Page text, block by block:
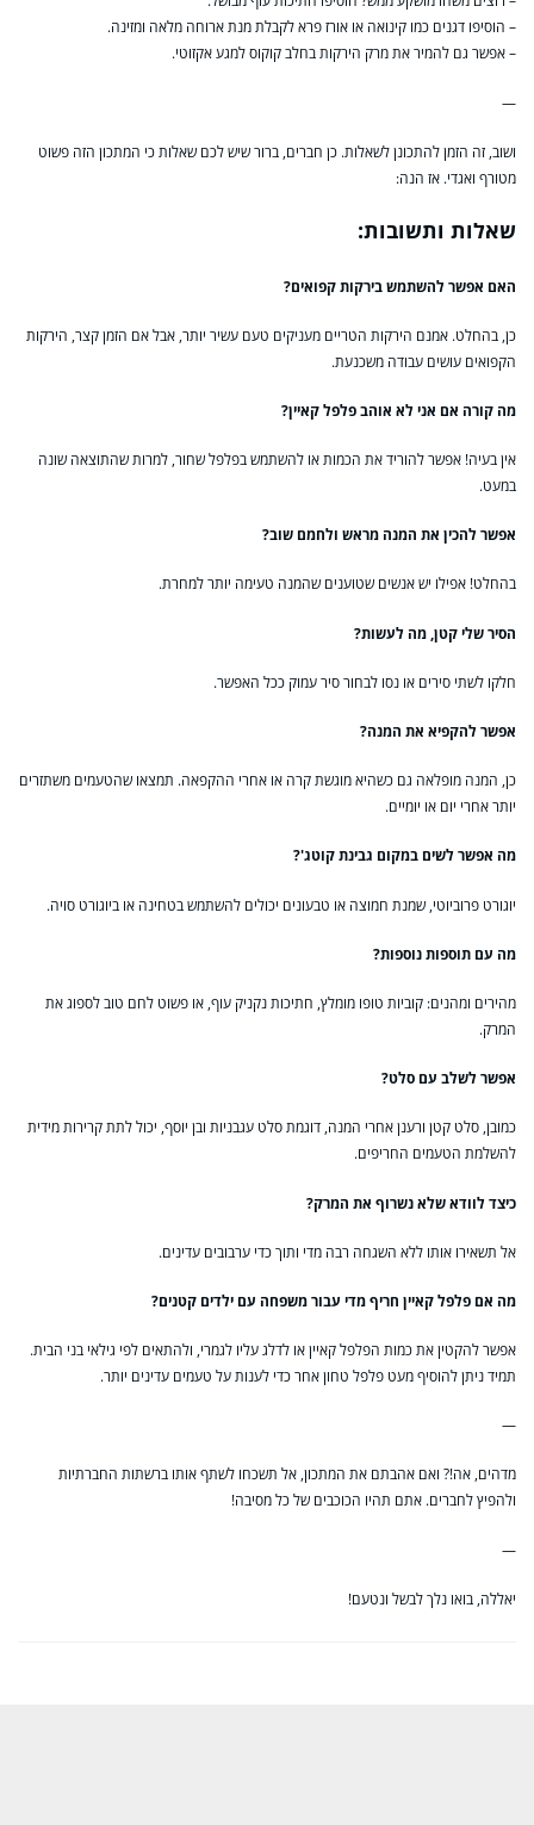
– הוסיפו דגנים כמו קינואה או אורז פרא לקבלת מנת ארוחה מלאה ומזינה.
– אפשר גם להמיר את מרק הירקות בחלב קוקוס למגע אקזוטי.
—
ושוב, זה הזמן להתכונן לשאלות. כן חברים, ברור שיש לכם שאלות כי המתכון הזה פשוט
מטורף ואגדי. אז הנה:
שאלות ותשובות:
האם אפשר להשתמש בירקות קפואים?
כן, בהחלט. אמנם הירקות הטריים מעניקים טעם עשיר יותר, אבל אם הזמן קצר, הירקות
הקפואים עושים עבודה משכנעת.
מה קורה אם אני לא אוהב פלפל קאיין?
אין בעיה! אפשר להוריד את הכמות או להשתמש בפלפל שחור, למרות שהתוצאה שונה
במעט.
אפשר להכין את המנה מראש ולחמם שוב?
בהחלט! אפילו יש אנשים שטוענים שהמנה טעימה יותר למחרת.
הסיר שלי קטן, מה לעשות?
חלקו לשתי סירים או נסו לבחור סיר עמוק ככל האפשר.
אפשר להקפיא את המנה?
כן, המנה מופלאה גם כשהיא מוגשת קרה או אחרי ההקפאה. תמצאו שהטעמים משתזרים
יותר אחרי יום או יומיים.
מה אפשר לשים במקום גבינת קוטג'?
יוגורט פרוביוטי, שמנת חמוצה או טבעונים יכולים להשתמש בטחינה או ביוגורט סויה.
מה עם תוספות נוספות?
מהירים ומהנים: קוביות טופו מומלץ, חתיכות נקניק עוף, או פשוט לחם טוב לספוג את
המרק.
אפשר לשלב עם סלט?
כמובן, סלט קטן ורענן אחרי המנה, דוגמת סלט עגבניות ובן יוסף, יכול לתת קרירות מידית
להשלמת הטעמים החריפים.
כיצד לוודא שלא נשרוף את המרק?
אל תשאירו אותו ללא השגחה רבה מדי ותוך כדי ערבובים עדינים.
מה אם פלפל קאיין חריף מדי עבור משפחה עם ילדים קטנים?
אפשר להקטין את כמות הפלפל קאיין או לדלג עליו לגמרי, ולהתאים לפי גילאי בני הבית.
תמיד ניתן להוסיף מעט פלפל טחון אחר כדי לענות על טעמים עדינים יותר.
—
מדהים, אה!? ואם אהבתם את המתכון, אל תשכחו לשתף אותו ברשתות החברתיות
ולהפיץ לחברים. אתם תהיו הכוכבים של כל מסיבה!
—
יאללה, בואו נלך לבשל ונטעם!